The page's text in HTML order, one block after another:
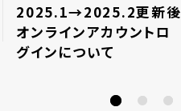
2025.1→2025.2更新後
オンラインアカウントロ
グインについて